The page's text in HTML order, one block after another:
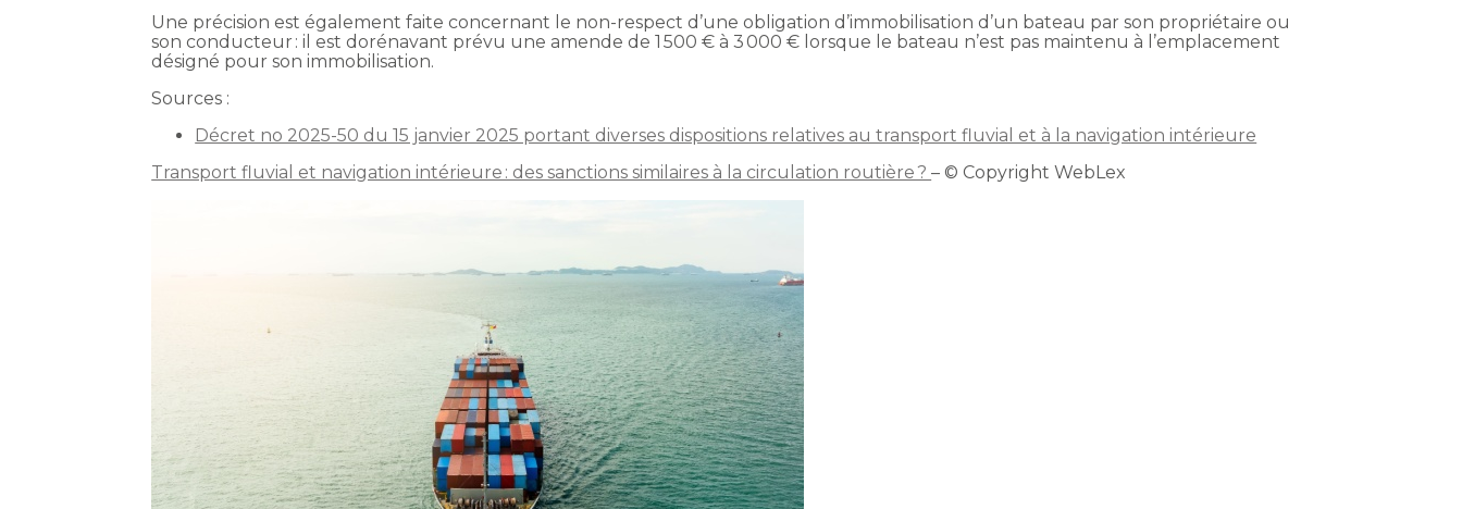
Une précision est également faite concernant le non-respect d’une obligation d’immobilisation d’un bateau par son propriétaire ou
son conducteur : il est dorénavant prévu une amende de 1 500 € à 3 000 € lorsque le bateau n’est pas maintenu à l’emplacement
désigné pour son immobilisation.
Sources :
Décret no 2025-50 du 15 janvier 2025 portant diverses dispositions relatives au transport fluvial et à la navigation intérieure
Transport fluvial et navigation intérieure : des sanctions similaires à la circulation routière ?– © Copyright WebLex